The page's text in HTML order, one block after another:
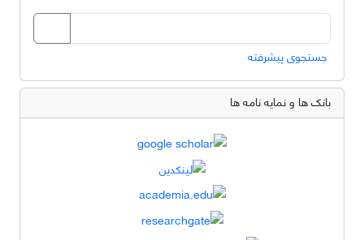
جستجوی پیشرفته
بانک ها و نمایه نامه ها